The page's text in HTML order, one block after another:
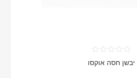
יבשן חסה אוקסו